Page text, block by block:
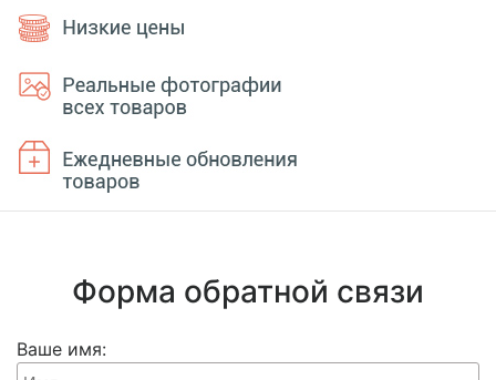
Форма обратной связи
Ваше имя: